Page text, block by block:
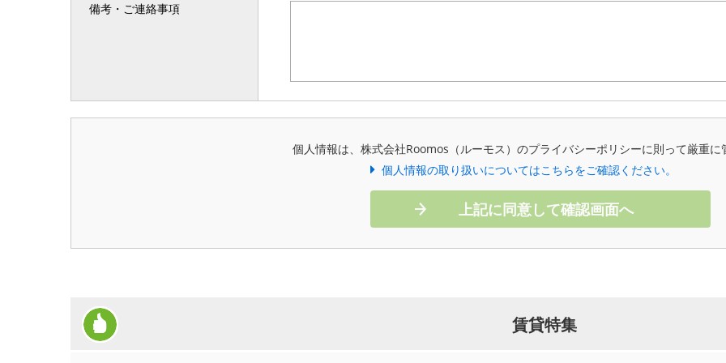
備考・ご連絡事項
個人情報は、株式会社Roomos（ルーモス）のプライバシーポリシーに則って厳重に
個人情報の取り扱いについてはこちらをご確認ください。
上記に同意して確認画面へ
賃貸特集